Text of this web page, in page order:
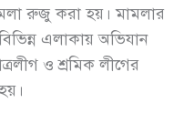
রুজু করা হয়। মামলার
এলাকায় অভিযান
ও শ্রমিক লীগের